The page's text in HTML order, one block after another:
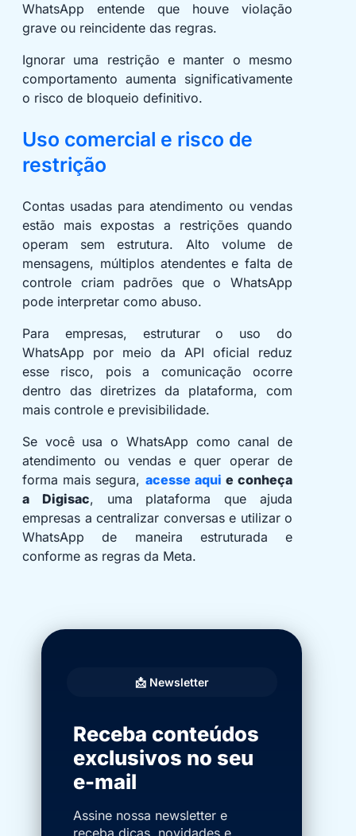
WhatsApp entende que houve violação
grave ou reincidente das regras.
Ignorar uma restrição e manter o mesmo
comportamento aumenta significativamente
o risco de bloqueio definitivo.
Uso comercial e risco de
restrição
Contas usadas para atendimento ou vendas
estão mais expostas a restrições quando
operam sem estrutura. Alto volume de
mensagens, múltiplos atendentes e falta de
controle criam padrões que o WhatsApp
pode interpretar como abuso.
Para empresas, estruturar o uso do
WhatsApp por meio da API oficial reduz
esse risco, pois a comunicação ocorre
dentro das diretrizes da plataforma, com
mais controle e previsibilidade.
Se você usa o WhatsApp como canal de
atendimento ou vendas e quer operar de
forma mais segura, acesse aqui e conheça
a Digisac, uma plataforma que ajuda
empresas a centralizar conversas e utilizar o
WhatsApp de maneira estruturada e
conforme as regras da Meta.
📩 Newsletter
Receba conteúdos
exclusivos no seu
e-mail
Assine nossa newsletter e
receba dicas, novidades e